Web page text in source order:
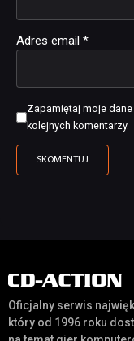
Adres email *
Zapamiętaj moje
kolejnych komentarzy.
Oficjalny serwis
który od 1996 roku